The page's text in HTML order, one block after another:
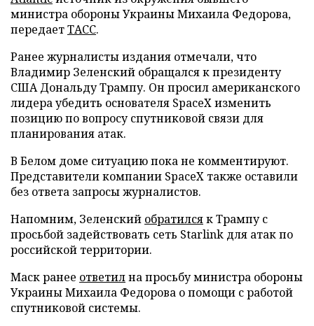
министра обороны Украины Михаила Федорова,
передаетТАСС.
Ранее журналисты издания отмечали, что
Владимир Зеленский обращался к президенту
США Дональду Трампу. Он просил американского
лидера убедить основателя SpaceX изменить
позицию по вопросу спутниковой связи для
планирования атак.
В Белом доме ситуацию пока не комментируют.
Представители компании SpaceX также оставили
без ответа запросы журналистов.
Напомним, Зеленский обратилсяк Трампу с
просьбой задействовать сеть Starlink для атак по
российской территории.
Маск ранее ответилна просьбу министра обороны
Украины Михаила Федорова о помощи с работой
спутниковой системы.